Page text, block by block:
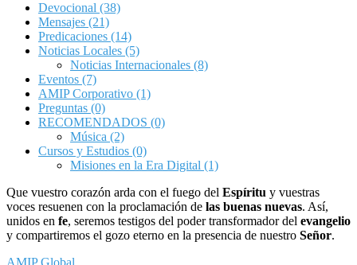
Devocional (38)
Mensajes (21)
Predicaciones (14)
Noticias Locales (5)
Noticias Internacionales (8)
Eventos (7)
AMIP Corporativo (1)
Preguntas (0)
RECOMENDADOS (0)
Música (2)
Cursos y Estudios (0)
Misiones en la Era Digital (1)
Que vuestro corazón arda con el fuego del Espíritu y vuestras
voces resuenen con la proclamación de las buenas nuevas. Así,
unidos en fe, seremos testigos del poder transformador del evangelio
y compartiremos el gozo eterno en la presencia de nuestro Señor.